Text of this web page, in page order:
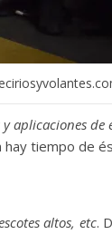
aplicaciones de
hay tiempo de
altos, etc.